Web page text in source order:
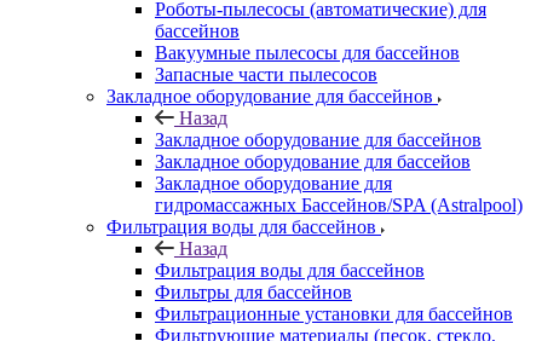
Роботы-пылесосы (автоматические) для
бассейнов
Вакуумные пылесосы для бассейнов
Запасные части пылесосов
Закладное оборудование для бассейнов
Назад
Закладное оборудование для бассейнов
Закладное оборудование для бассейов
Закладное оборудование для
гидромассажных Бассейнов/SPA (Astralpool)
Фильтрация воды для бассейнов
Назад
Фильтрация воды для бассейнов
Фильтры для бассейнов
Фильтрационные установки для бассейнов
Фильтрующие материалы (песок, стекло,